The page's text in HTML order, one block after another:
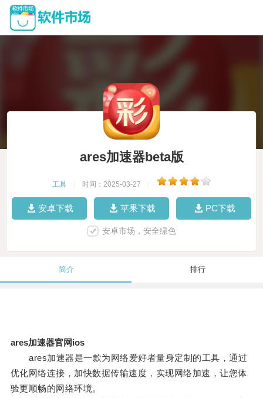
ares加速器beta版
工具 时间：2025-03-27
安卓下载 苹果下载 PC下载
安卓市场，安全绿色
简介 排行
ares加速器官网ios
ares加速器是一款为网络爱好者量身定制的工具，通过
优化网络连接，加快数据传输速度，实现网络加速，让您体
验更顺畅的网络环境。